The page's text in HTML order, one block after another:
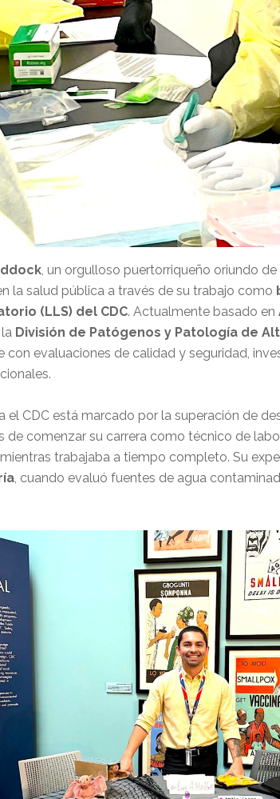
, un orgulloso puertorriqueño oriundo de
la salud pública a través de su trabajo como
(LLS) del CDC. Actualmente basado en
División de Patógenos y Patología de
con evaluaciones de calidad y seguridad,
el CDC está marcado por la superación de
de comenzar su carrera como técnico de
trabajaba a tiempo completo. Su
, cuando evaluó fuentes de agua